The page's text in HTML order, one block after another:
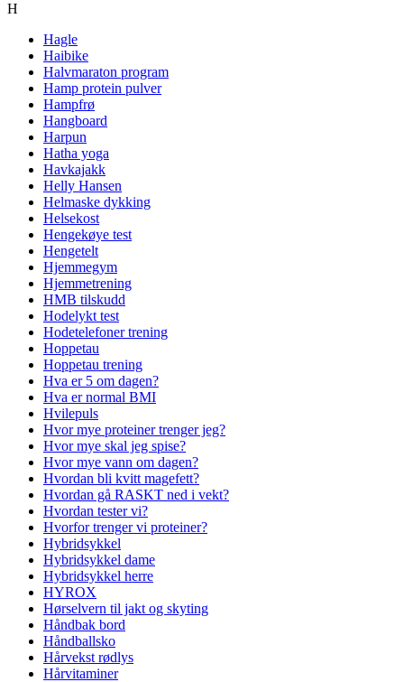
H
Hagle
Haibike
Halvmaraton program
Hamp protein pulver
Hampfrø
Hangboard
Harpun
Hatha yoga
Havkajakk
Helly Hansen
Helmaske dykking
Helsekost
Hengekøye test
Hengetelt
Hjemmegym
Hjemmetrening
HMB tilskudd
Hodelykt test
Hodetelefoner trening
Hoppetau
Hoppetau trening
Hva er 5 om dagen?
Hva er normal BMI
Hvilepuls
Hvor mye proteiner trenger jeg?
Hvor mye skal jeg spise?
Hvor mye vann om dagen?
Hvordan bli kvitt magefett?
Hvordan gå RASKT ned i vekt?
Hvordan tester vi?
Hvorfor trenger vi proteiner?
Hybridsykkel
Hybridsykkel dame
Hybridsykkel herre
HYROX
Hørselvern til jakt og skyting
Håndbak bord
Håndballsko
Hårvekst rødlys
Hårvitaminer